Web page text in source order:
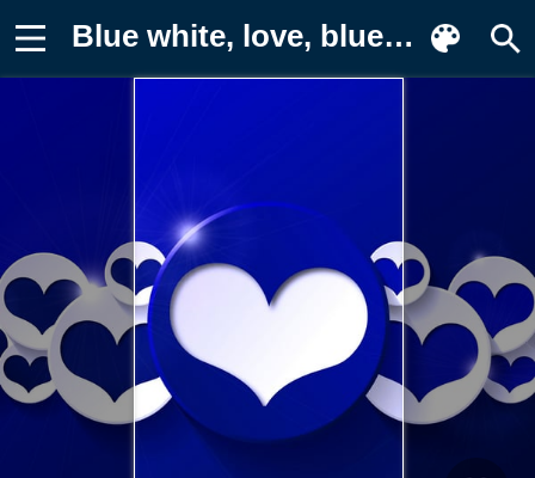
Blue white, love, blue hearts, любовь Фон для телефона